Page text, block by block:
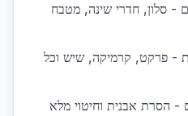
- סלון, חדרי שינה, מטבח
- פרקט, קרמיקה, שיש וכל
- הסרת אבנית וחיטוי מלא